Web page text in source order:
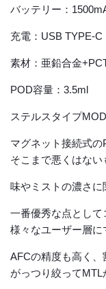
バッテリー：
充電：USB TYPE-
素材：亜鉛合金
POD容量：3.5ml
ステルスタイプ
マグネット接続式
そこまで悪くはない
味やミストの濃さに
一番優秀な点とし
様々なユーザー層に
AFCの精度も高く
がっつり絞ってMTL